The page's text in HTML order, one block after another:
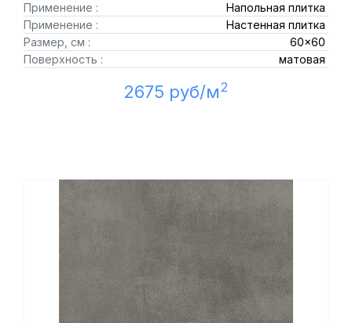
Применение :
Напольная плитка
Применение :
Настенная плитка
Размер, см :
60x60
Поверхность :
матовая
2675 руб/м2